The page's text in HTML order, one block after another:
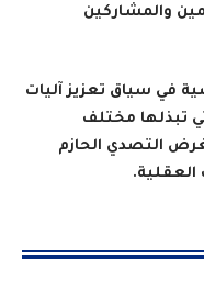
والمشاركين
في سياق تعزيز آليات
تبذلها مختلف
بغرض التصدي الحازم
العقلية.